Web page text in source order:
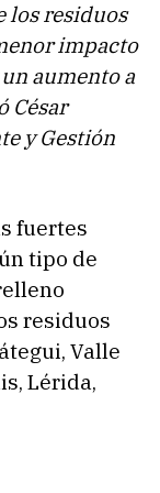
los residuos
impacto
aumento a
César
y Gestión
fuertes
tipo de
residuos
Valle
Lérida,